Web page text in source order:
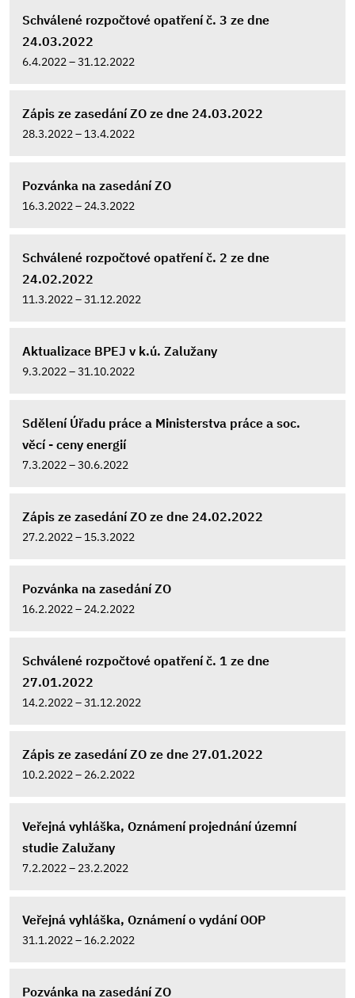
Schválené rozpočtové opatření č. 3 ze dne
24.03.2022
6.4.2022 – 31.12.2022
Zápis ze zasedání ZO ze dne 24.03.2022
28.3.2022 – 13.4.2022
Pozvánka na zasedání ZO
16.3.2022 – 24.3.2022
Schválené rozpočtové opatření č. 2 ze dne
24.02.2022
11.3.2022 – 31.12.2022
Aktualizace BPEJ v k.ú. Zalužany
9.3.2022 – 31.10.2022
Sdělení Úřadu práce a Ministerstva práce a soc.
věcí - ceny energií
7.3.2022 – 30.6.2022
Zápis ze zasedání ZO ze dne 24.02.2022
27.2.2022 – 15.3.2022
Pozvánka na zasedání ZO
16.2.2022 – 24.2.2022
Schválené rozpočtové opatření č. 1 ze dne
27.01.2022
14.2.2022 – 31.12.2022
Zápis ze zasedání ZO ze dne 27.01.2022
10.2.2022 – 26.2.2022
Veřejná vyhláška, Oznámení projednání územní
studie Zalužany
7.2.2022 – 23.2.2022
Veřejná vyhláška, Oznámení o vydání OOP
31.1.2022 – 16.2.2022
Pozvánka na zasedání ZO